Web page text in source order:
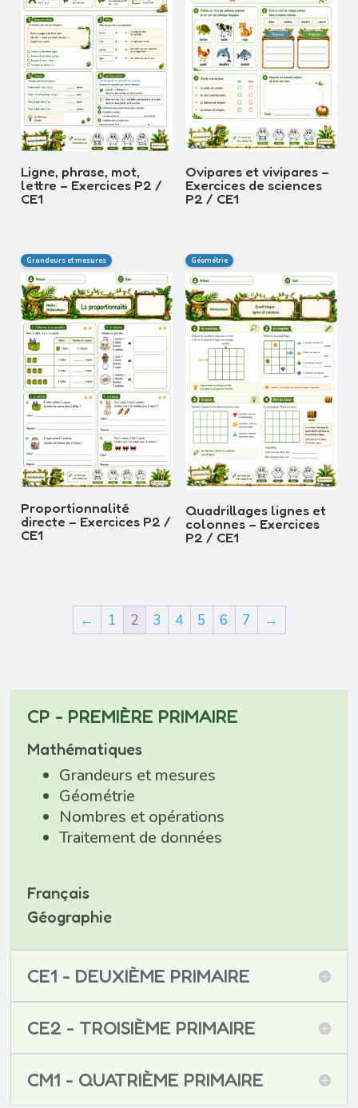
Ligne, phrase, mot,
lettre – Exercices P2 /
CE1
Ovipares et vivipares –
Exercices de sciences
P2 / CE1
Grandeurs et mesures
Proportionnalité
directe – Exercices P2 /
CE1
Géométrie
Quadrillages lignes et
colonnes – Exercices
P2 / CE1
← 1 2 3 4 5 6 7 →
CP - PREMIÈRE PRIMAIRE
Mathématiques
Grandeurs et mesures
Géométrie
Nombres et opérations
Traitement de données
Français
Géographie
CE1 - DEUXIÈME PRIMAIRE
CE2 - TROISIÈME PRIMAIRE
CM1 - QUATRIÈME PRIMAIRE